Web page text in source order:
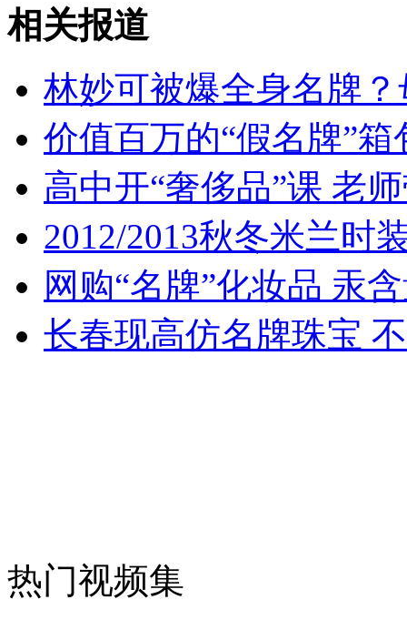
韦唯自曝原名 与父矛盾十几年
山西运城恶犬咬伤多人 警民合力深夜将其击毙
女孩北京地铁殴打老人 痛下狠手拳打脚踢
无痛分娩是否安全 医生回应
外交部：反对强权政治霸凌主义
外交部：有关国家言论片面不公正
相关报道
林妙可被爆全身名牌
价值百万的“假名牌”
高中开“奢侈品”课 老
2012/2013秋冬米兰时
网购“名牌”化妆品 汞
长春现高仿名牌珠宝
热门视频集